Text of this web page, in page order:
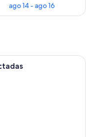
ago 14 - ago 16
con cama, lámparas